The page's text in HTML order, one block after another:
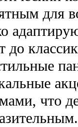
для
до
что